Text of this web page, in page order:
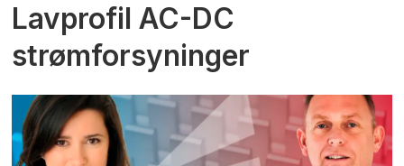
Lavprofil AC-DC
strømforsyninger